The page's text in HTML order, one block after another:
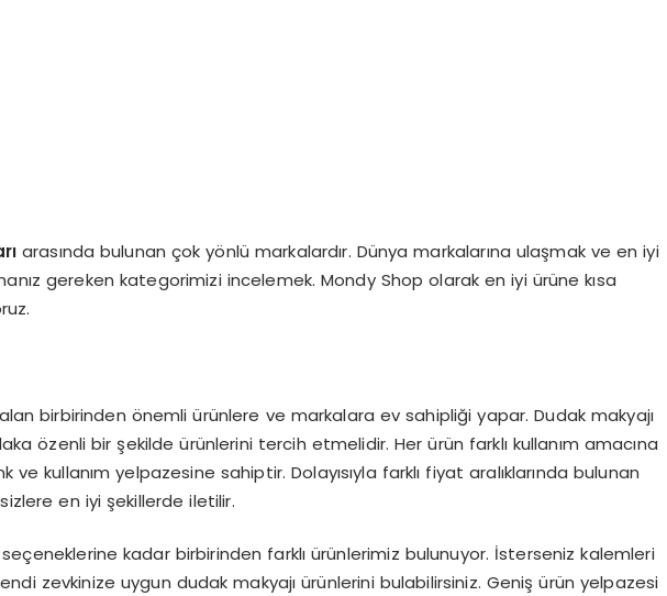
arasında bulunan çok yönlü markalardır. Dünya markalarına ulaşmak ve en iyi
gereken kategorimizi incelemek. Mondy Shop olarak en iyi ürüne kısa
birbirinden önemli ürünlere ve markalara ev sahipliği yapar. Dudak makyajı
özenli bir şekilde ürünlerini tercih etmelidir. Her ürün farklı kullanım amacına
ve kullanım yelpazesine sahiptir. Dolayısıyla farklı fiyat aralıklarında bulunan
sizlere en iyi şekillerde iletilir.
kadar birbirinden farklı ürünlerimiz bulunuyor. İsterseniz kalemleri
zevkinize uygun dudak makyajı ürünlerini bulabilirsiniz. Geniş ürün yelpazesi